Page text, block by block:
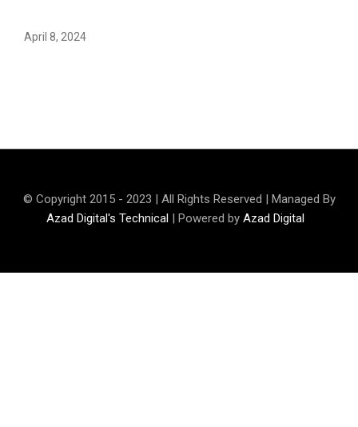
April 8, 2024
© Copyright 2015 - 2023 | All Rights Reserved | Managed By
Azad Digital's Technical | Powered by Azad Digital